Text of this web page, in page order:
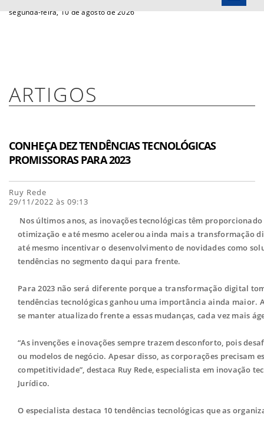
segunda-feira, 10 de agosto de 2026
ARTIGOS
CONHEÇA DEZ TENDÊNCIAS TECNOLÓGICAS
PROMISSORAS PARA 2023
Ruy Rede
29/11/2022 às 09:13
Nos últimos anos, as inovações tecnológicas têm
otimização e até mesmo acelerou ainda mais a transformação
até mesmo incentivar o desenvolvimento de novidades como
tendências no segmento daqui para frente.
Para 2023 não será diferente porque a transformação digital
tendências tecnológicas ganhou uma importância ainda
se manter atualizado frente a essas mudanças, cada vez mais
“As invenções e inovações sempre trazem desconforto, pois
ou modelos de negócio. Apesar disso, as corporações
competitividade”, destaca Ruy Rede, especialista em inovação
Jurídico.
O especialista destaca 10 tendências tecnológicas que as